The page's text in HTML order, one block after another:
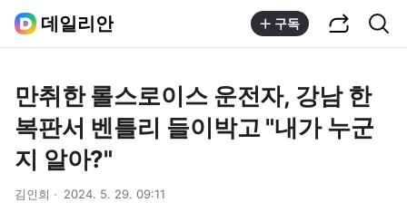
데일리안 구독
만취한 롤스로이스 운전자, 강남 한
복판서 벤틀리 들이박고 "내가 누군
지 알아?"
김인희 2024. 5. 29. 09:11